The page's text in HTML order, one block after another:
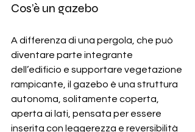
Cos’è un gazebo
A differenza di una pergola, che può
diventare parte integrante
dell’edificio e supportare vegetazione
rampicante, il gazebo è una struttura
autonoma, solitamente coperta,
aperta ai lati, pensata per essere
inserita con leggerezza e reversibilità